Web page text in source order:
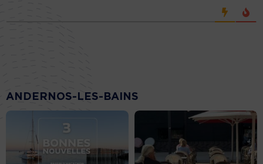
ANDERNOS-LES-BAINS